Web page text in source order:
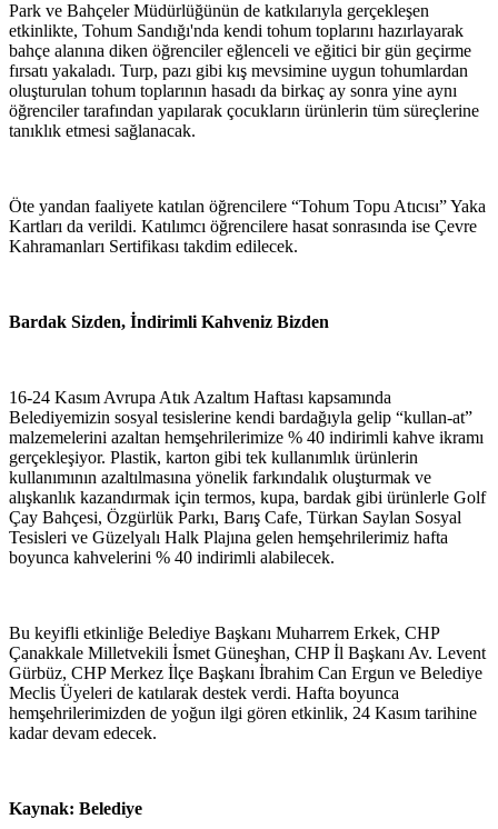
Park ve Bahçeler Müdürlüğünün de katkılarıyla gerçekleşen
etkinlikte, Tohum Sandığı'nda kendi tohum toplarını hazırlayarak
bahçe alanına diken öğrenciler eğlenceli ve eğitici bir gün geçirme
fırsatı yakaladı. Turp, pazı gibi kış mevsimine uygun tohumlardan
oluşturulan tohum toplarının hasadı da birkaç ay sonra yine aynı
öğrenciler tarafından yapılarak çocukların ürünlerin tüm süreçlerine
tanıklık etmesi sağlanacak.
Öte yandan faaliyete katılan öğrencilere “Tohum Topu Atıcısı” Yaka
Kartları da verildi. Katılımcı öğrencilere hasat sonrasında ise Çevre
Kahramanları Sertifikası takdim edilecek.
Bardak Sizden, İndirimli Kahveniz Bizden
16-24 Kasım Avrupa Atık Azaltım Haftası kapsamında
Belediyemizin sosyal tesislerine kendi bardağıyla gelip “kullan-at”
malzemelerini azaltan hemşehrilerimize % 40 indirimli kahve ikramı
gerçekleşiyor. Plastik, karton gibi tek kullanımlık ürünlerin
kullanımının azaltılmasına yönelik farkındalık oluşturmak ve
alışkanlık kazandırmak için termos, kupa, bardak gibi ürünlerle Golf
Çay Bahçesi, Özgürlük Parkı, Barış Cafe, Türkan Saylan Sosyal
Tesisleri ve Güzelyalı Halk Plajına gelen hemşehrilerimiz hafta
boyunca kahvelerini % 40 indirimli alabilecek.
Bu keyifli etkinliğe Belediye Başkanı Muharrem Erkek, CHP
Çanakkale Milletvekili İsmet Güneşhan, CHP İl Başkanı Av. Levent
Gürbüz, CHP Merkez İlçe Başkanı İbrahim Can Ergun ve Belediye
Meclis Üyeleri de katılarak destek verdi. Hafta boyunca
hemşehrilerimizden de yoğun ilgi gören etkinlik, 24 Kasım tarihine
kadar devam edecek.
Kaynak: Belediye